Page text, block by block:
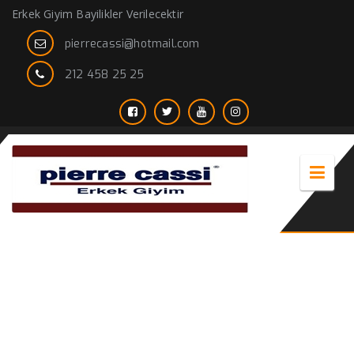
Erkek Giyim Bayilikler Verilecektir
pierrecassi@hotmail.com
212 458 25 25